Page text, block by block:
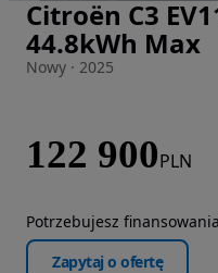
Zdjęcie 1 z 21
Citroën C3
44.8kWh Max
Nowy · 2025
122 900PLN
Potrzebujesz
Zapytaj o ofertę